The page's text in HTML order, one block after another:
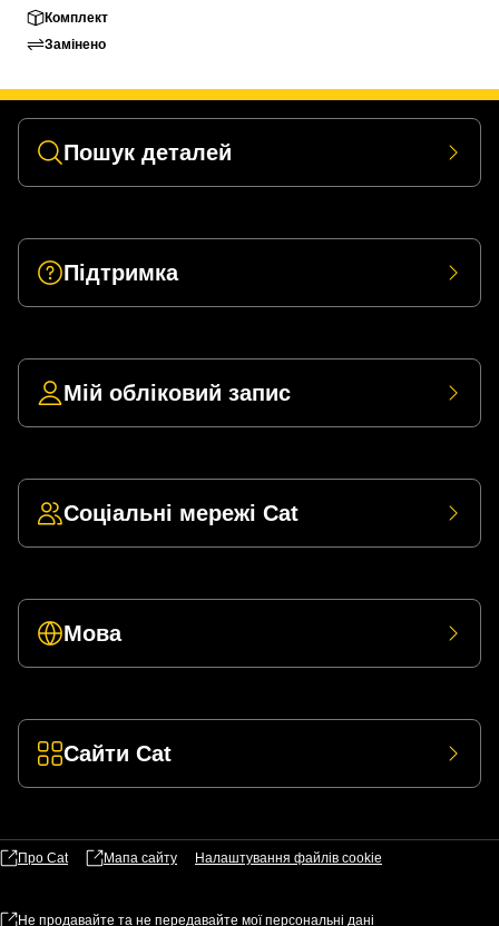
Комплект
Замінено
Пошук деталей
Підтримка
Мій обліковий запис
Соціальні мережі Cat
Мова
Сайти Cat
Про Cat Мапа сайту Налаштування файлів​ cookie
Не продавайте та не передавайте мої персональні дані